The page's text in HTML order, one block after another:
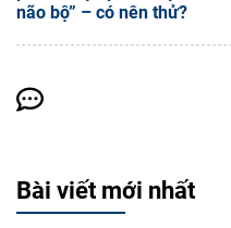
não bộ” – có nên thử?
Bài viết mới nhất